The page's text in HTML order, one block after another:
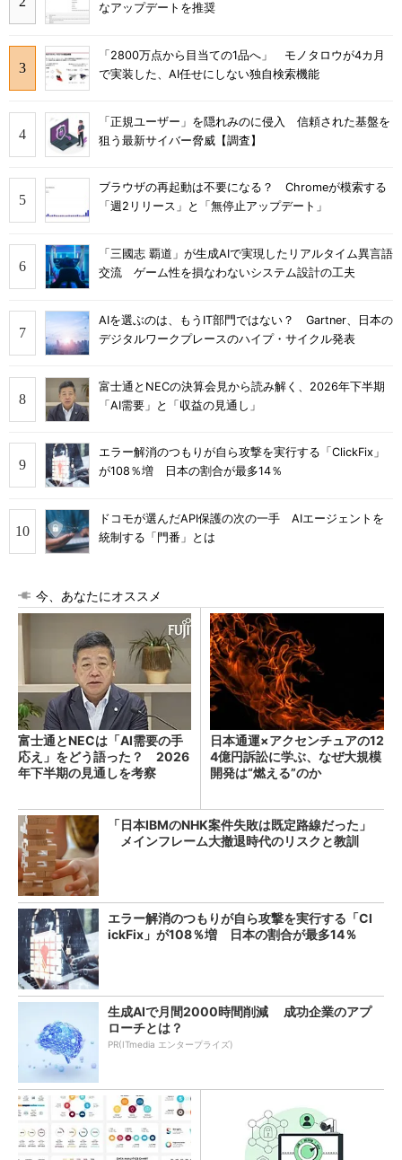
なアップデートを推奨
「2800万点から目当ての1品へ」 モノタロウが4カ月
で実装した、AI任せにしない独自検索機能
「正規ユーザー」を隠れみのに侵入 信頼された基盤を
狙う最新サイバー脅威【調査】
ブラウザの再起動は不要になる？ Chromeが模索する
「週2リリース」と「無停止アップデート」
「三國志 覇道」が生成AIで実現したリアルタイム異言語
交流 ゲーム性を損なわないシステム設計の工夫
AIを選ぶのは、もうIT部門ではない？ Gartner、日本の
デジタルワークプレースのハイプ・サイクル発表
富士通とNECの決算会見から読み解く、2026年下半期
「AI需要」と「収益の見通し」
エラー解消のつもりが自ら攻撃を実行する「ClickFix」
が108％増 日本の割合が最多14％
ドコモが選んだAPI保護の次の一手 AIエージェントを
統制する「門番」とは
今、あなたにオススメ
富士通とNECは「AI需要の手
応え」をどう語った？ 2026
年下半期の見通しを考察
日本通運×アクセンチュアの12
4億円訴訟に学ぶ、なぜ大規模
開発は“燃える”のか
「日本IBMのNHK案件失敗は既定路線だった」
メインフレーム大撤退時代のリスクと教訓
エラー解消のつもりが自ら攻撃を実行する「Cl
ickFix」が108％増 日本の割合が最多14％
生成AIで月間2000時間削減 成功企業のアプ
ローチとは？
PR(ITmedia エンタープライズ)